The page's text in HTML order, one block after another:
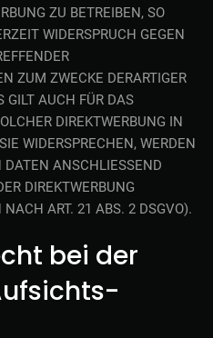
ZU BETREIBEN, SO
WIDERSPRUCH GEGEN
ZUM ZWECKE DERARTIGER
GILT AUCH FÜR DAS
DIREKTWERBUNG IN
WIDERSPRECHEN, WERDEN
DATEN ANSCHLIESSEND
DIREKTWERBUNG
ART. 21 ABS. 2 DSGVO).
bei der